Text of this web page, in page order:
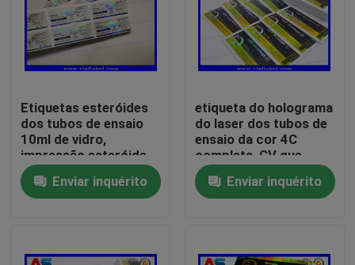
Casa
Sobre nós
Etiquetas esteróides
dos tubos de ensaio
10ml de vidro,
impressão esteróide
feita sob encomenda
do tubo de ensaio da
etiqueta
Enviar inquérito
etiqueta do holograma
do laser dos tubos de
ensaio da cor 4C
completa, GV que
imprime etiquetas da
garrafaEnviar inquérito